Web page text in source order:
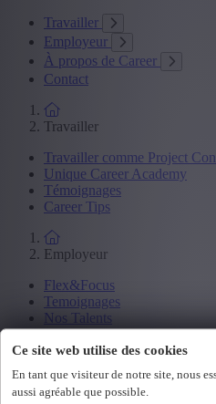
Ce site web utilise des cookies
En tant que visiteur de notre site, nous
aussi agréable que possible.
Travailler
Employeur
À propos de Career
Contact
Travailler
Travailler comme Project
Unique Career Academy
Témoignages
Career Tips
Employeur
Flex&Focus
Temoignages
Nos Talents
Blogs
À propos de Career